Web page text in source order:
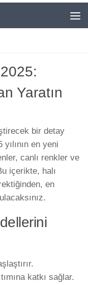
Yaratın
bir detay
en yeni
canlı renkler ve
içerikte, halı
en
katkı sağlar.